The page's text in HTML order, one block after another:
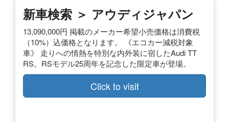
新車検索 ＞ アウディジャパン
13,090,000円 掲載のメーカー希望小売価格は消費税
（10%）込価格となります。 《エコカー減税対象
車》 走りへの情熱を特別な内外装に宿したAudi TT
RS。RSモデル25周年を記念した限定車が登場。
Click to visit